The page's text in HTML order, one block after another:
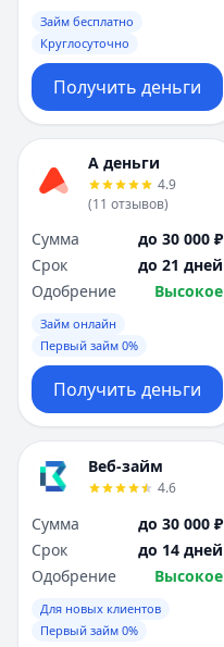
Займ бесплатно
Круглосуточно
Получить деньги
А деньги
4.9
(11 отзывов)
Сумма
до 30 000 ₽
Срок
до 21 дней
Одобрение
Высокое
Займ онлайн
Первый займ 0%
Получить деньги
Веб-займ
4.6
Сумма
до 30 000 ₽
Срок
до 14 дней
Одобрение
Высокое
Для новых клиентов
Первый займ 0%